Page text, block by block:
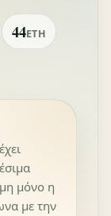
44ΈΤΗ
μόνο η
με την